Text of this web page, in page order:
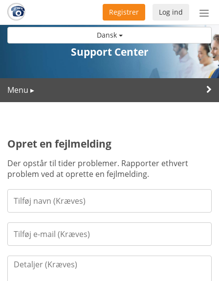
Dansk
Slå
til/
Log ind
Registrer
Support Center
Menu ▸
Opret en fejlmelding
Der opstår til tider problemer. Rapporter ethvert
problem ved at oprette en fejlmelding.